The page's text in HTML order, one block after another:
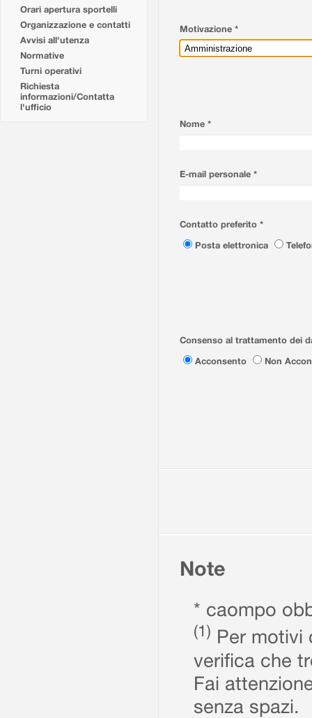
Orari apertura sportelli
Organizzazione e contatti
Avvisi all'utenza
Normative
Turni operativi
Richiesta
informazioni/Contatta
l'ufficio
Motivazione *
Nome *
E-mail personale *
Contatto preferito *
Posta elettronica
Consenso al trattamento dei
Acconsento
Non
Note
* caompo
(1) Per motivi
verifica che
Fai
senza spazi.